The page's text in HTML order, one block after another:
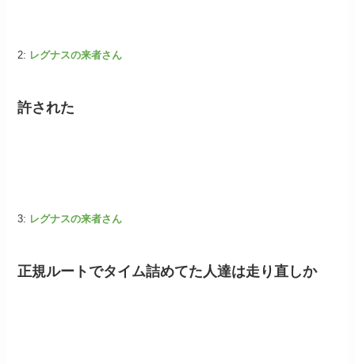
2: レグナスの来者さん
許された
3: レグナスの来者さん
正規ルートでタイム詰めてた人達は走り直しか